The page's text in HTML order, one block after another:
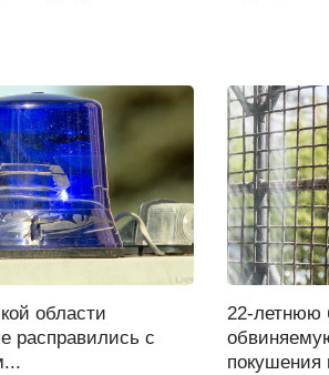
области
расправились с
22-летнюю
покушения